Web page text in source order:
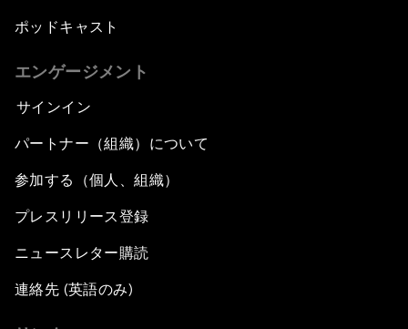
ポッドキャスト
エンゲージメント
サインイン
パートナー（組織）について
参加する（個人、組織）
プレスリリース登録
ニュースレター購読
連絡先 (英語のみ)